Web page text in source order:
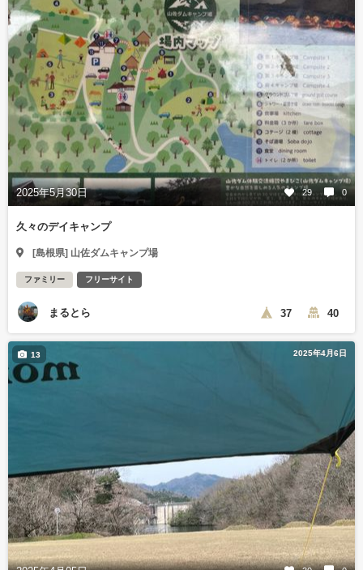
2025年5月30日 29 0
久々のデイキャンプ
[島根県] 山佐ダムキャンプ場
ファミリー フリーサイト
まるとら 37 40
2025年4月6日
13